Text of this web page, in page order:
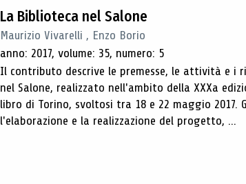
La Biblioteca nel Salone
Maurizio Vivarelli , Enzo Borio
anno: 2017, volume: 35, numero: 5
Il contributo descrive le premesse, le attività e i
nel Salone, realizzato nell'ambito della XXXa
libro di Torino, svoltosi tra 18 e 22 maggio 2017.
l'elaborazione e la realizzazione del progetto, ...